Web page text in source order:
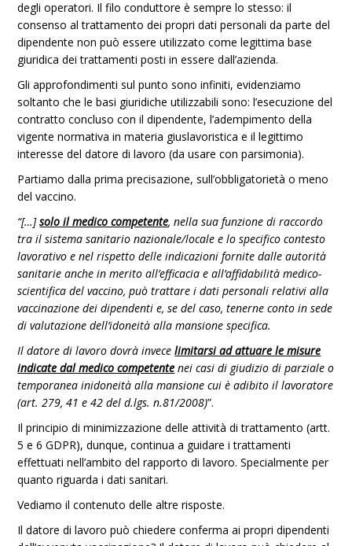
degli operatori. Il filo conduttore è sempre lo stesso: il
consenso al trattamento dei propri dati personali da parte del
dipendente non può essere utilizzato come legittima base
giuridica dei trattamenti posti in essere dall’azienda.
Gli approfondimenti sul punto sono infiniti, evidenziamo
soltanto che le basi giuridiche utilizzabili sono: l’esecuzione del
contratto concluso con il dipendente, l’adempimento della
vigente normativa in materia giuslavoristica e il legittimo
interesse del datore di lavoro (da usare con parsimonia).
Partiamo dalla prima precisazione, sull’obbligatorietà o meno
del vaccino.
“[…]solo il medico competente, nella sua funzione di raccordo
tra il sistema sanitario nazionale/locale e lo specifico contesto
lavorativo e nel rispetto delle indicazioni fornite dalle autorità
sanitarie anche in merito all’efficacia e all’affidabilità medico-
scientifica del vaccino, può trattare i dati personali relativi alla
vaccinazione dei dipendenti e, se del caso, tenerne conto in sede
di valutazione dell’idoneità alla mansione specifica.
Il datore di lavoro dovrà invecelimitarsi ad attuare le misure
indicate dal medico competente nei casi di giudizio di parziale o
temporanea inidoneità alla mansione cui è adibito il lavoratore
(art. 279, 41 e 42 del d.lgs. n.81/2008)”.
Il principio di minimizzazione delle attività di trattamento (artt.
5 e 6 GDPR), dunque, continua a guidare i trattamenti
effettuati nell’ambito del rapporto di lavoro. Specialmente per
quanto riguarda i dati sanitari.
Vediamo il contenuto delle altre risposte.
Il datore di lavoro può chiedere conferma ai propri dipendenti